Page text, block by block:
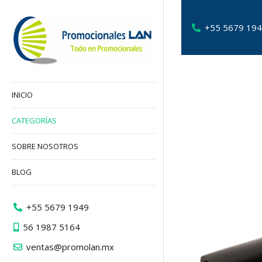
+55 5679
INICIO
CATEGORÍAS
SOBRE NOSOTROS
BLOG
+55 5679 1949
56 1987 5164
ventas@promolan.mx